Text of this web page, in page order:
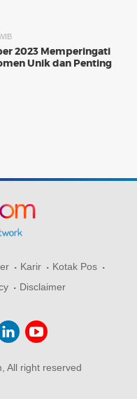
2023 Memperingati
Unik dan Penting
Karir
Kotak Pos
Disclaimer
All right reserved